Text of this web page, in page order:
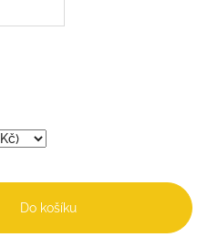
Do košíku